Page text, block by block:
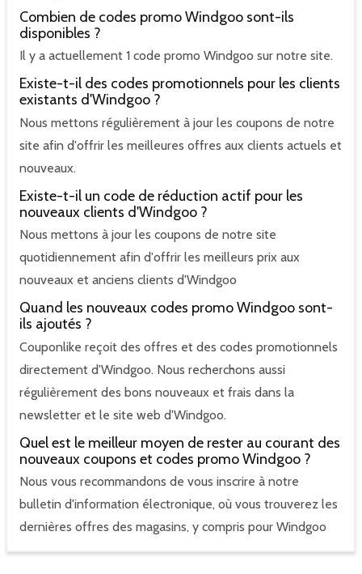
Combien de codes promo Windgoo sont-ils
disponibles ?
Il y a actuellement 1 code promo Windgoo sur notre site.
Existe-t-il des codes promotionnels pour les clients
existants d'Windgoo ?
Nous mettons régulièrement à jour les coupons de notre
site afin d'offrir les meilleures offres aux clients actuels et
nouveaux.
Existe-t-il un code de réduction actif pour les
nouveaux clients d'Windgoo ?
Nous mettons à jour les coupons de notre site
quotidiennement afin d'offrir les meilleurs prix aux
nouveaux et anciens clients d'Windgoo
Quand les nouveaux codes promo Windgoo sont-
ils ajoutés ?
Couponlike reçoit des offres et des codes promotionnels
directement d'Windgoo. Nous recherchons aussi
régulièrement des bons nouveaux et frais dans la
newsletter et le site web d'Windgoo.
Quel est le meilleur moyen de rester au courant des
nouveaux coupons et codes promo Windgoo ?
Nous vous recommandons de vous inscrire à notre
bulletin d'information électronique, où vous trouverez les
dernières offres des magasins, y compris pour Windgoo